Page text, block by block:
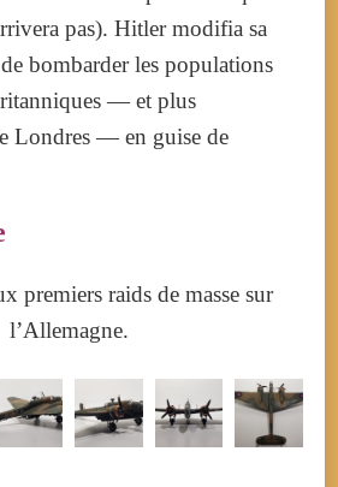
pas). Hitler modifia sa
bombarder les populations
— et plus
Londres — en guise de
premiers raids de masse sur
l’Allemagne.